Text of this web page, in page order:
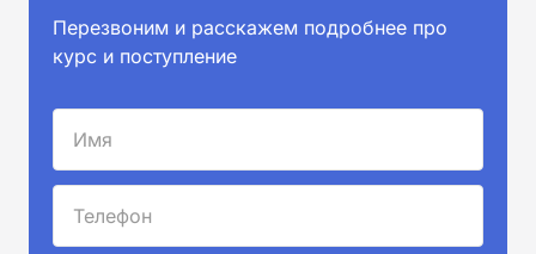
Перезвоним и расскажем подробнее про
курс и поступление